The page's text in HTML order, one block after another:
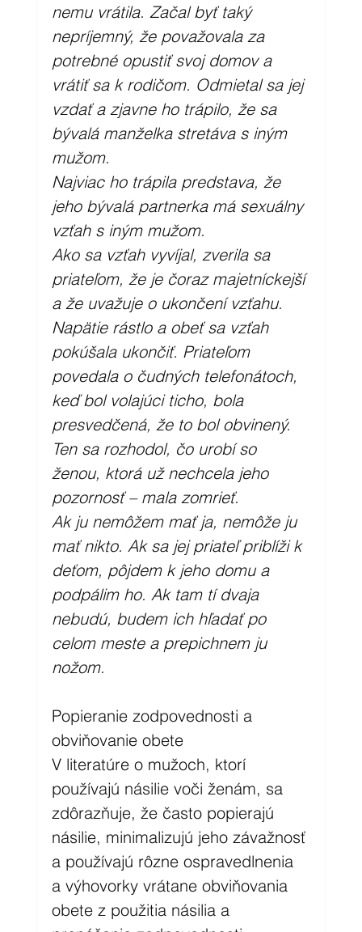
nemu vrátila. Začal byť taký
nepríjemný, že považovala za
potrebné opustiť svoj domov a
vrátiť sa k rodičom. Odmietal sa jej
vzdať a zjavne ho trápilo, že sa
bývalá manželka stretáva s iným
mužom.
Najviac ho trápila predstava, že
jeho bývalá partnerka má sexuálny
vzťah s iným mužom.
Ako sa vzťah vyvíjal, zverila sa
priateľom, že je čoraz majetníckejší
a že uvažuje o ukončení vzťahu.
Napätie rástlo a obeť sa vzťah
pokúšala ukončiť. Priateľom
povedala o čudných telefonátoch,
keď bol volajúci ticho, bola
presvedčená, že to bol obvinený.
Ten sa rozhodol, čo urobí so
ženou, ktorá už nechcela jeho
pozornosť – mala zomrieť.
Ak ju nemôžem mať ja, nemôže ju
mať nikto. Ak sa jej priateľ priblíži k
deťom, pôjdem k jeho domu a
podpálim ho. Ak tam tí dvaja
nebudú, budem ich hľadať po
celom meste a prepichnem ju
nožom.
Popieranie zodpovednosti a
obviňovanie obete
V literatúre o mužoch, ktorí
používajú násilie voči ženám, sa
zdôrazňuje, že často popierajú
násilie, minimalizujú jeho závažnosť
a používajú rôzne ospravedlnenia
a výhovorky vrátane obviňovania
obete z použitia násilia a